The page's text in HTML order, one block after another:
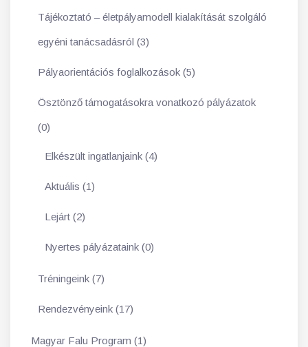
Tájékoztató – életpályamodell kialakítását szolgáló
egyéni tanácsadásról (3)
Pályaorientációs foglalkozások (5)
Ösztönző támogatásokra vonatkozó pályázatok
(0)
Elkészült ingatlanjaink (4)
Aktuális (1)
Lejárt (2)
Nyertes pályázataink (0)
Tréningeink (7)
Rendezvényeink (17)
Magyar Falu Program (1)